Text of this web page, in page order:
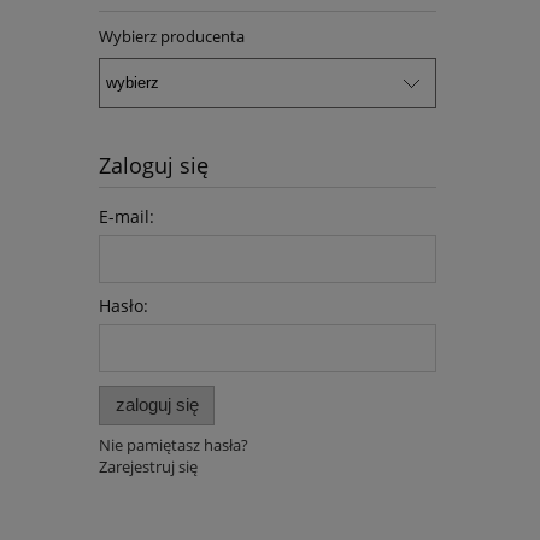
Wybierz producenta
Zaloguj się
E-mail:
Hasło:
zaloguj się
Nie pamiętasz hasła?
Zarejestruj się